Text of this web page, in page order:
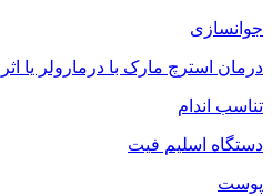
جوانسازی
درمان استرچ مارک با درمارولر
تناسب اندام
دستگاه اسلیم فیت
پوست